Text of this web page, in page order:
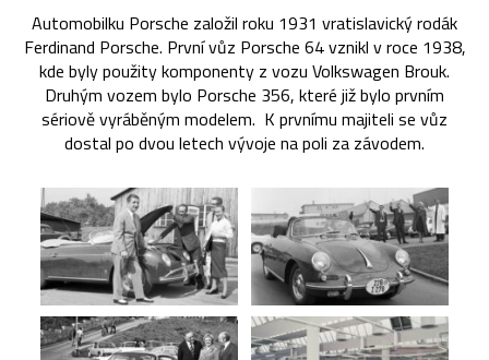
Automobilku Porsche založil roku 1931 vratislavický rodák
Ferdinand Porsche. První vůz Porsche 64 vznikl v roce 1938,
kde byly použity komponenty z vozu Volkswagen Brouk.
Druhým vozem bylo Porsche 356, které již bylo prvním
sériově vyráběným modelem. K prvnímu majiteli se vůz
dostal po dvou letech vývoje na poli za závodem.